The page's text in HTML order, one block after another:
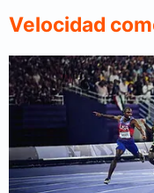
Velocidad